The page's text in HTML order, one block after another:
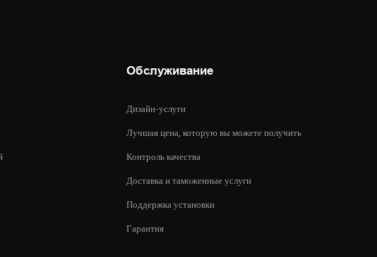
Обслуживание
Дизайн-услуги
Лучшая цена, которую вы можете получить
Контроль качества
Доставка и таможенные услуги
Поддержка установки
Гарантия